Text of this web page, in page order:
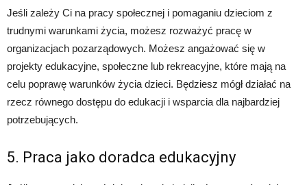
Jeśli zależy Ci na pracy społecznej i pomaganiu dzieciom z
trudnymi warunkami życia, możesz rozważyć pracę w
organizacjach pozarządowych. Możesz angażować się w
projekty edukacyjne, społeczne lub rekreacyjne, które mają na
celu poprawę warunków życia dzieci. Będziesz mógł działać na
rzecz równego dostępu do edukacji i wsparcia dla najbardziej
potrzebujących.
5. Praca jako doradca edukacyjny